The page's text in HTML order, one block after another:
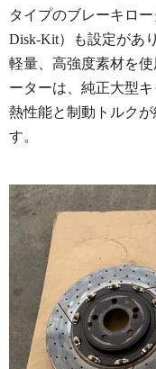
タイプのブレーキロー
Disk-Kit）も設定があ
軽量、高強度素材を
ーターは、純正大型
熱性能と制動トルク
す。